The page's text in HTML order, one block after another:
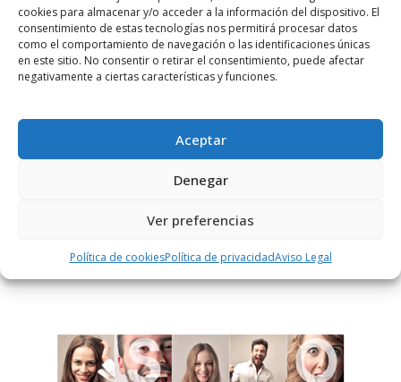
cookies para almacenar y/o acceder a la información del dispositivo. El
consentimiento de estas tecnologías nos permitirá procesar datos
como el comportamiento de navegación o las identificaciones únicas
en este sitio. No consentir o retirar el consentimiento, puede afectar
negativamente a ciertas características y funciones.
Aceptar
Denegar
Ver preferencias
Política de cookiesPolítica de privacidadAviso Legal
aprobado.
Este sitio usa Akismet para reducir el spam.Aprende
cómo se procesan los datos de tus comentarios.
PUBLICIDAD